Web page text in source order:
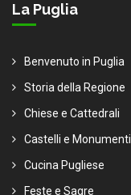
La Puglia
Benvenuto in Puglia
Storia della Regione
Chiese e Cattedrali
Castelli e Monumenti
Cucina Pugliese
Feste e Sagre